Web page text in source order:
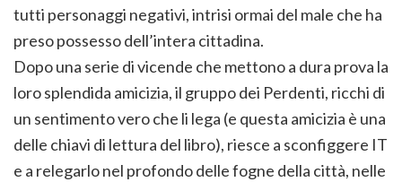
tutti personaggi negativi, intrisi ormai del male che ha
preso possesso dell’intera cittadina.
Dopo una serie di vicende che mettono a dura prova la
loro splendida amicizia, il gruppo dei Perdenti, ricchi di
un sentimento vero che li lega (e questa amicizia è una
delle chiavi di lettura del libro), riesce a sconfiggere IT
e a relegarlo nel profondo delle fogne della città, nelle